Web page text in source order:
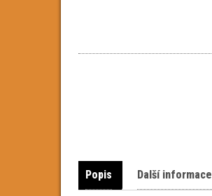
Popis Další informace